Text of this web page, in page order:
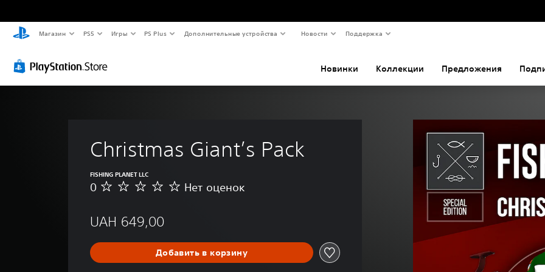
Магазин PS5 Игры PS Plus Дополнительные устройства Новости Поддержка
Новинки Коллекции Предложения
Christmas Giant’s Pack
FISHING PLANET LLC
Н
о
е
н
0 Нет оценок
UAH 649,00
Добавить в корзину